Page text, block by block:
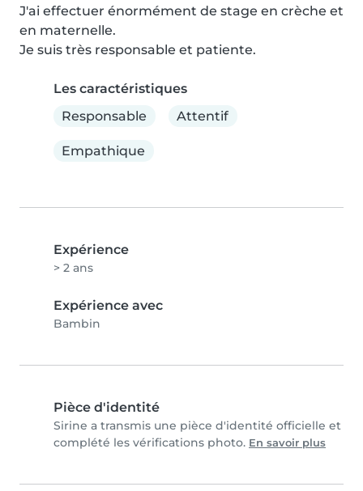
J'ai effectuer énormément de stage en crèche et
en maternelle.
Je suis très responsable et patiente.
Les caractéristiques
Responsable
Attentif
Empathique
Expérience
> 2 ans
Expérience avec
Bambin
Pièce d'identité
Sirine a transmis une pièce d'identité officielle et
complété les vérifications photo. En savoir plus